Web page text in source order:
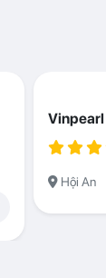
Vinpearl
Hội An